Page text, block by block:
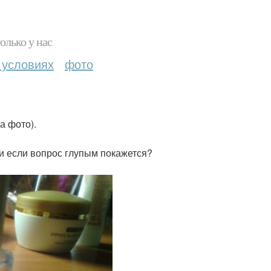
у нас
фото
фото).
если вопрос глупым покажется?